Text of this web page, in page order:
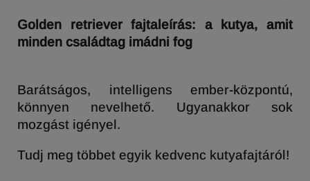
Golden retriever fajtaleírás: a kutya, amit
minden családtag imádni fog
Barátságos, intelligens ember-központú,
könnyen nevelhető. Ugyanakkor sok
mozgást igényel.
Tudj meg többet egyik kedvenc kutyafajtáról!